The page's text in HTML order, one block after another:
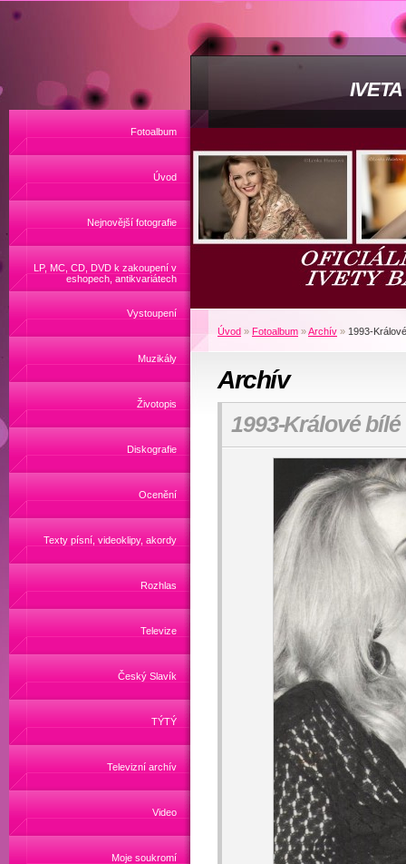
Fotoalbum
Úvod
Nejnovější fotografie
LP, MC, CD, DVD k zakoupení v
eshopech, antikvariátech
Vystoupení
Muzikály
Životopis
Diskografie
Ocenění
Texty písní, videoklipy, akordy
Rozhlas
Televize
Český Slavík
TÝTÝ
Televizní archív
Video
Moje soukromí
Úvod » Fotoalbum »Archív » 1993-
Archív
1993-Králové